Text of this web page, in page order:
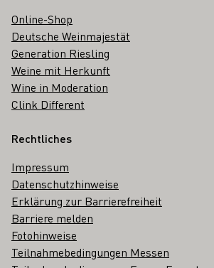
Online-Shop
Deutsche Weinmajestät
Generation Riesling
Weine mit Herkunft
Wine in Moderation
Clink Different
Rechtliches
Impressum
Datenschutzhinweise
Erklärung zur Barrierefreiheit
Barriere melden
Fotohinweise
Teilnahmebedingungen Messen